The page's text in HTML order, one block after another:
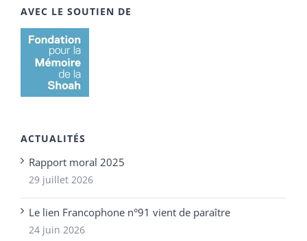
AVEC LE SOUTIEN DE
ACTUALITÉS
Rapport moral 2025
29 juillet 2026
Le lien Francophone n°91 vient de paraître
24 juin 2026